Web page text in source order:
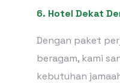
6. Hotel Dekat
Dengan paket
beragam, kami
kebutuhan